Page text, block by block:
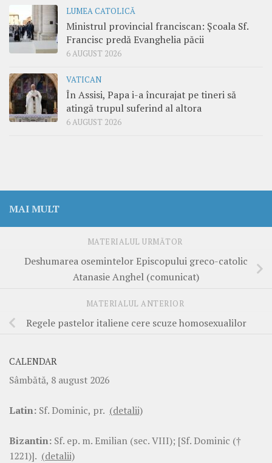
LUMEA CATOLICĂ
Ministrul provincial franciscan: Școala Sf.
Francisc predă Evanghelia păcii
6 AUGUST 2026
VATICAN
În Assisi, Papa i-a încurajat pe tineri să
atingă trupul suferind al altora
6 AUGUST 2026
MAI MULT
MATERIALUL URMĂTOR
Deshumarea osemintelor Episcopului greco-catolic
Atanasie Anghel (comunicat)
MATERIALUL ANTERIOR
Regele pastelor italiene cere scuze homosexualilor
CALENDAR
Sâmbătă, 8 august 2026
Latin: Sf. Dominic, pr. (detalii)
Bizantin: Sf. ep. m. Emilian (sec. VIII); [Sf. Dominic (†
1221)]. (detalii)